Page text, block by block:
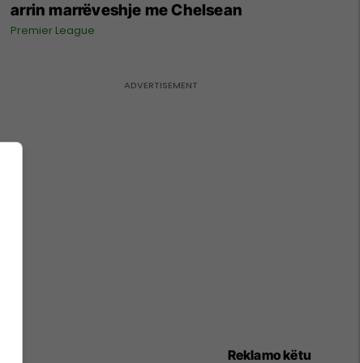
arrin marrëveshje me Chelsean
Premier League
Reklamo këtu